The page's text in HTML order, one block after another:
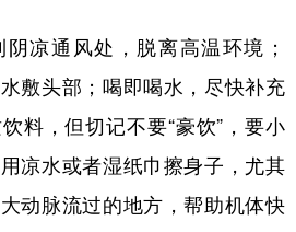
通风处，脱离高温环境；
敷头部；喝即喝水，尽快补充
料，但切记不要“豪饮”，要小
凉水或者湿纸巾擦身子，尤其
动脉流过的地方，帮助机体快